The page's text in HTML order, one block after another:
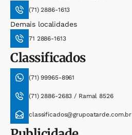
(71) 2886-1613
Demais localidades
71 2886-1613
Classificados
(71) 99965-8961
(71) 2886-2683 / Ramal 8526
classificados@grupoatarde.com.br